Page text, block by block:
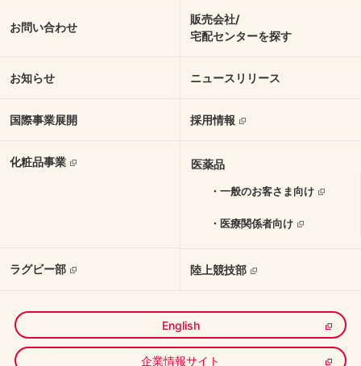
English
企業情報サイト
お問い合わせ
販売会社/
宅配センターを探す
お知らせ ニュースリリース
国際事業展開 採用情報
化粧品事業 医薬品
・一般のお客さま向け
・医療関係者向け
ラグビー部 陸上競技部